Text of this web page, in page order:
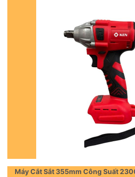
Máy Cắt Sắt 355mm Công Suất